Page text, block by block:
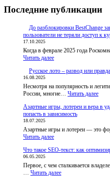
Последние публикации
До разблокировки BestChange
пользователи не теряли доступ к
17.10.2025
Когда в феврале 2025 года
Читать далее:
разблокировки
запустил
приложения
бот,
чтобы
не
теряли
к
Русское лото – развод или
16.08.2025
Несмотря на популярность и
России, многие… Читать далее:
лото
или
Азартные игры, лотереи и вера в
попасть в зависимость
18.07.2025
Азартные игры и лотереи — это
Читать далее:
игры,
и
вера
Что такое SEO-текст: как
06.05.2025
Первое, с чем сталкивается
… Читать далее: